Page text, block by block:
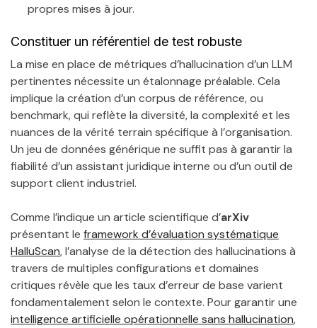
propres mises à jour.
Constituer un référentiel de test robuste
La mise en place de métriques d’hallucination d’un LLM
pertinentes nécessite un étalonnage préalable. Cela
implique la création d’un corpus de référence, ou
benchmark, qui reflète la diversité, la complexité et les
nuances de la vérité terrain spécifique à l’organisation.
Un jeu de données générique ne suffit pas à garantir la
fiabilité d’un assistant juridique interne ou d’un outil de
support client industriel.
Comme l’indique un article scientifique d’arXiv
présentant le framework d’évaluation systématique
HalluScan, l’analyse de la détection des hallucinations à
travers de multiples configurations et domaines
critiques révèle que les taux d’erreur de base varient
fondamentalement selon le contexte. Pour garantir une
intelligence artificielle opérationnelle sans hallucination,